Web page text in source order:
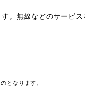
。無線などのサービス
となります。